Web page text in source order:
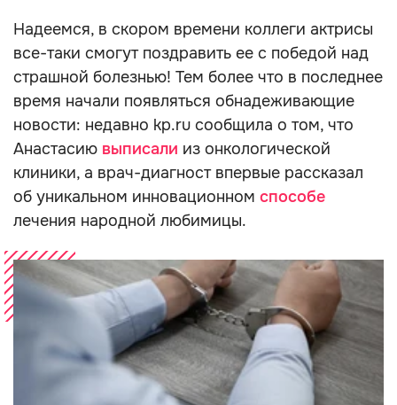
Надеемся, в скором времени коллеги актрисы
все-таки смогут поздравить ее с победой над
страшной болезнью! Тем более что в последнее
время начали появляться обнадеживающие
новости: недавно kp.ru сообщила о том, что
Анастасию выписали из онкологической
клиники, а врач-диагност впервые рассказал
об уникальном инновационном способе
лечения народной любимицы.